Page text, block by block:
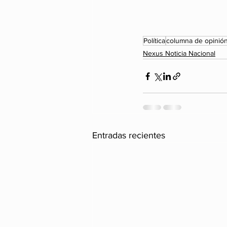
Políticacolumna de
Nexus Noticia Nacional
Entradas recientes